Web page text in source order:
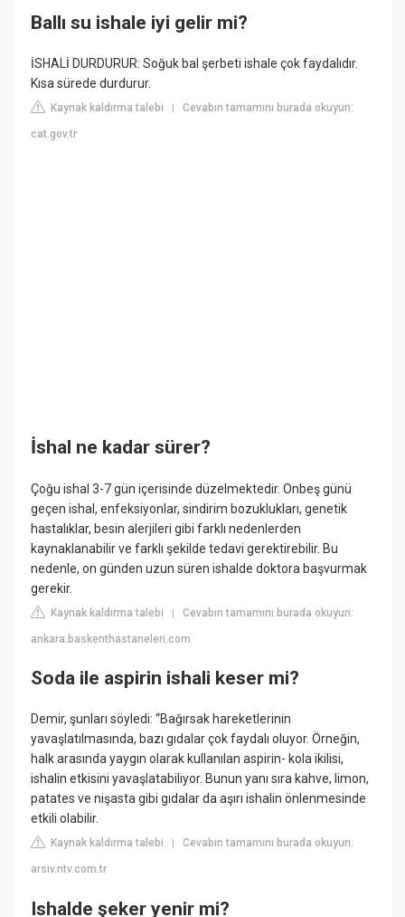
Ballı su ishale iyi gelir mi?
İSHALİ DURDURUR: Soğuk bal şerbeti ishale çok faydalıdır.
Kısa sürede durdurur.
Kaynak kaldırma talebi |Cevabın tamamını burada okuyun:
cat.gov.tr
İshal ne kadar sürer?
Çoğu ishal 3-7 gün içerisinde düzelmektedir. Onbeş günü
geçen ishal, enfeksiyonlar, sindirim bozuklukları, genetik
hastalıklar, besin alerjileri gibi farklı nedenlerden
kaynaklanabilir ve farklı şekilde tedavi gerektirebilir. Bu
nedenle, on günden uzun süren ishalde doktora başvurmak
gerekir.
Kaynak kaldırma talebi |Cevabın tamamını burada okuyun:
ankara.baskenthastaneleri.com
Soda ile aspirin ishali keser mi?
Demir, şunları söyledi: “Bağırsak hareketlerinin
yavaşlatılmasında, bazı gıdalar çok faydalı oluyor. Örneğin,
halk arasında yaygın olarak kullanılan aspirin- kola ikilisi,
ishalin etkisini yavaşlatabiliyor. Bunun yanı sıra kahve, limon,
patates ve nişasta gibi gıdalar da aşırı ishalin önlenmesinde
etkili olabilir.
Kaynak kaldırma talebi |Cevabın tamamını burada okuyun:
arsiv.ntv.com.tr
Ishalde şeker yenir mi?